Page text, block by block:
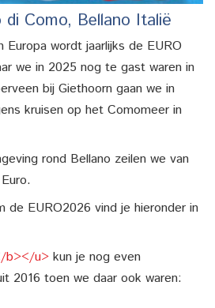
di Como, Bellano Italië
wordt jaarlijks de EURO
we in 2025 nog te gast waren in
bij Giethoorn gaan we in
kruisen op het Comomeer in
rond Bellano zeilen we van
de EURO2026 vind je hieronder in
b></u> kun je nog even
2016 toen we daar ook waren: